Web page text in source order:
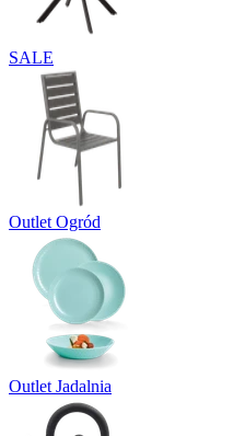
SALE
Outlet Ogród
Outlet Jadalnia